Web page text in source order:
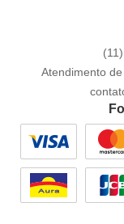
(11)
Atendimento